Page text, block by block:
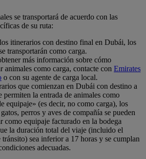
se transportará de acuerdo con las
de su ruta:
itinerarios con destino final en Dubái, los
transportarán como carga.
más información sobre cómo
animales como carga, contacte con Emirates
o con su agente de carga local.
que comienzan en Dubái con destino a
permiten la entrada de animales como
equipaje» (es decir, no como carga), los
perros y aves de compañía se pueden
como equipaje facturado en la bodega
la duración total del viaje (incluido el
tránsito) sea inferior a 17 horas y se cumplan
adecuadas.